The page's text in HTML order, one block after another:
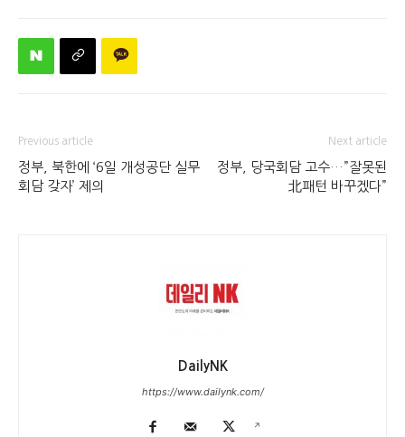
Previous article
정부, 북한에 ‘6일 개성공단 실무
회담 갖자’ 제의
Next article
정부, 당국회담 고수…”잘못된
北패턴 바꾸겠다”
DailyNK
https://www.dailynk.com/